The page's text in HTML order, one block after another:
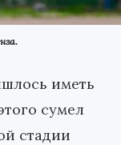
иметь
сумел
стадии